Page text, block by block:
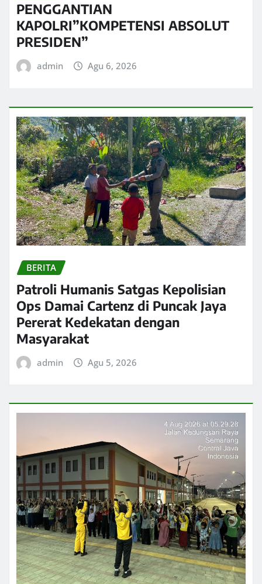
PENGGANTIAN
KAPOLRI”KOMPETENSI ABSOLUT
PRESIDEN”
admin Agu 6, 2026
BERITA
Patroli Humanis Satgas Kepolisian
Ops Damai Cartenz di Puncak Jaya
Pererat Kedekatan dengan
Masyarakat
admin Agu 5, 2026